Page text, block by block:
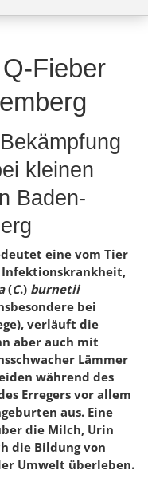
Fieber
kleinen
Baden-
eine vom Tier
Infektionskrankheit,
(C.) burnetii
bei
verläuft die
aber auch mit
Lämmer
während des
Erregers vor allem
aus. Eine
die Milch, Urin
die Bildung von
Umwelt überleben.